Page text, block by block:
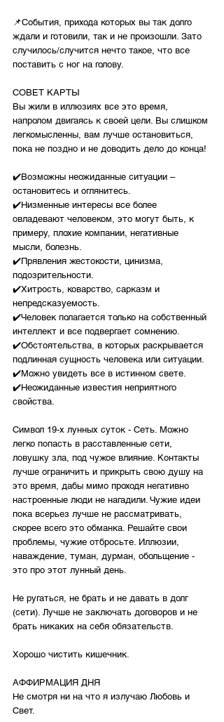
📌События, прихода которых вы так долго
ждали и готовили, так и не произошли. Зато
случилось/случится нечто такое, что все
поставить с ног на голову.
СОВЕТ КАРТЫ
Вы жили в иллюзиях все это время,
напролом двигаясь к своей цели. Вы слишком
легкомысленны, вам лучше остановиться,
пока не поздно и не доводить дело до конца!
✔️Возможны неожиданные ситуации –
остановитесь и оглянитесь.
✔️Низменные интересы все более
овладевают человеком, это могут быть, к
примеру, плохие компании, негативные
мысли, болезнь.
✔️Прявления жестокости, цинизма,
подозрительности.
✔️Хитрость, коварство, сарказм и
непредсказуемость.
✔️Человек полагается только на собственный
интеллект и все подвергает сомнению.
✔️Обстоятельства, в которых раскрывается
подлинная сущность человека или ситуации.
✔️Можно увидеть все в истинном свете.
✔️Неожиданные известия неприятного
свойства.
Символ 19-х лунных суток - Сеть. Можно
легко попасть в расставленные сети,
ловушку зла, под чужое влияние. Контакты
лучше ограничить и прикрыть свою душу на
это время, дабы мимо проходя негативно
настроенные люди не нагадили. Чужие идеи
пока всерьез лучше не рассматривать,
скорее всего это обманка. Решайте свои
проблемы, чужие отбросьте. Иллюзии,
наваждение, туман, дурман, обольщение -
это про этот лунный день.
Не ругаться, не брать и не давать в долг
(сети). Лучше не заключать договоров и не
брать никаких на себя обязательств.
Хорошо чистить кишечник.
АФФИРМАЦИЯ ДНЯ
Не смотря ни на что я излучаю Любовь и
Свет.